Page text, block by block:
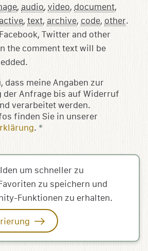
dass meine Angaben zur
der Anfrage bis auf Widerruf
verarbeitet werden.
finden Sie in unserer
. *
, audio, video, document,
, text, archive, code, other.
Twitter and other
the comment text will be
um schneller zu
zu speichern und
Funktionen zu erhalten.